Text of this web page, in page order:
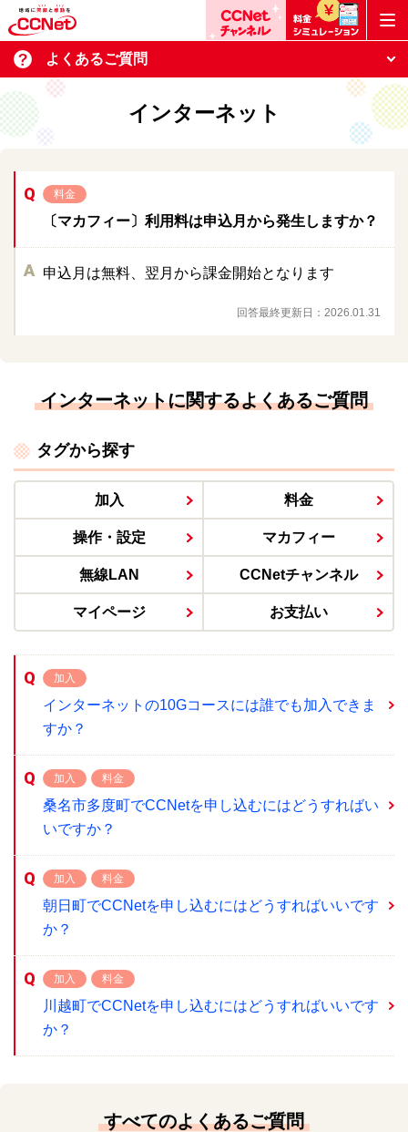
よくあるご質問
インターネット
料金
〔マカフィー〕利用料は申込月から発生しますか？
申込月は無料、翌月から課金開始となります
回答最終更新日： 2026.01.31
インターネットに関するよくあるご質問
タグから探す
加入 料金
操作・設定 マカフィー
無線LAN CCNetチャンネル
マイページ お支払い
加入
インターネットの10Gコースには誰でも加入できま
すか？
加入 料金
桑名市多度町でCCNetを申し込むにはどうすればい
いですか？
加入 料金
朝日町でCCNetを申し込むにはどうすればいいです
か？
加入 料金
川越町でCCNetを申し込むにはどうすればいいです
か？
すべてのよくあるご質問